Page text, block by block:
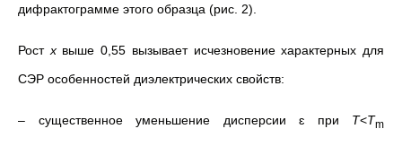
дифрактограмме этого образца (рис. 2).
Рост xвыше 0,55 вызывает исчезновение характерных для
СЭР особенностей диэлектрических свойств:
– существенное уменьшение дисперсии ɛ при T<Tm